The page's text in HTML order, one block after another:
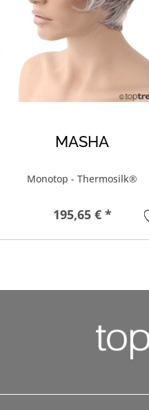
MASHA
Monotop - Thermosilk®
195,65 € *